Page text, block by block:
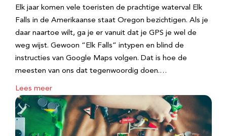
Elk jaar komen vele toeristen de prachtige waterval Elk
Falls in de Amerikaanse staat Oregon bezichtigen. Als je
daar naartoe wilt, ga je er vanuit dat je GPS je wel de
weg wijst. Gewoon “Elk Falls” intypen en blind de
instructies van Google Maps volgen. Dat is hoe de
meesten van ons dat tegenwoordig doen.…
Lees meer